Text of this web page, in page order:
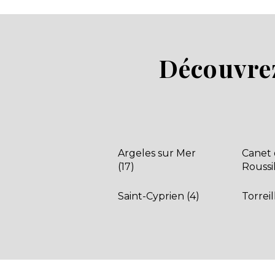
Seagreen
Sites et Paysages
Argeles sur Mer
(17)
Canet
Saint-Cyprien (4)